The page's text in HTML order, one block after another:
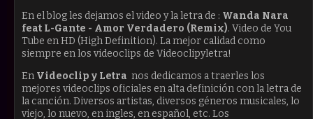
En el blog les dejamos el video y la letra de : Wanda Nara
feat L-Gante - Amor Verdadero (Remix). Video de You
Tube en HD (High Definition). La mejor calidad como
siempre en los videoclips de Videoclipyletra!
En Videoclip y Letra nos dedicamos a traerles los
mejores videoclips oficiales en alta definición con la letra de
la canción. Diversos artistas, diversos géneros musicales, lo
viejo, lo nuevo, en ingles, en español, etc. Los